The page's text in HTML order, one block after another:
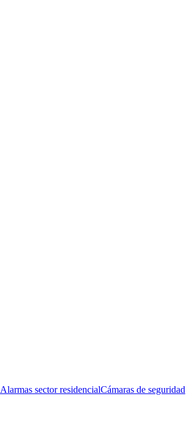
Alarmas sector residencialCámaras de seguridad